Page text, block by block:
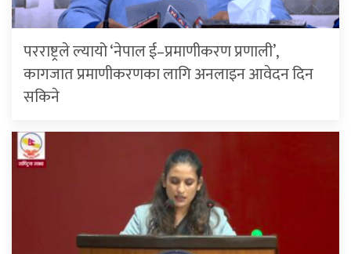
परराष्ट्रले ल्यायो ‘नेपाल ई–प्रमाणीकरण प्रणाली’,
कागजात प्रमाणीकरणका लागि अनलाइन आवेदन दिन
सकिने